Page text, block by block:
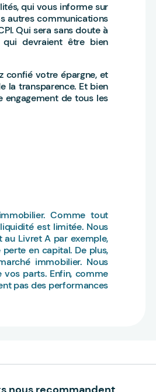
qui vous informe sur
autres communications
Qui sera sans doute à
qui devraient être bien
confié votre épargne, et
la transparence. Et bien
engagement de tous les
Comme tout
est limitée. Nous
au Livret A par exemple,
en capital. De plus,
immobilier. Nous
vos parts. Enfin, comme
pas des performances